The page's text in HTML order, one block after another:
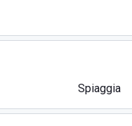
Spiaggia